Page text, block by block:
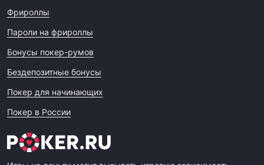
Фрироллы
Пароли на фрироллы
Бонусы покер-румов
Бездепозитные бонусы
Покер для начинающих
Покер в России